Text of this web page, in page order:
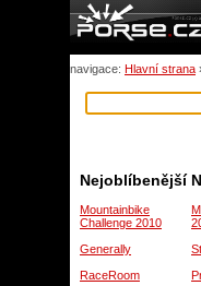
navigace: Hlavní strana
Nejoblíbenější
Mountainbike
Challenge 2010
Generally
RaceRoom